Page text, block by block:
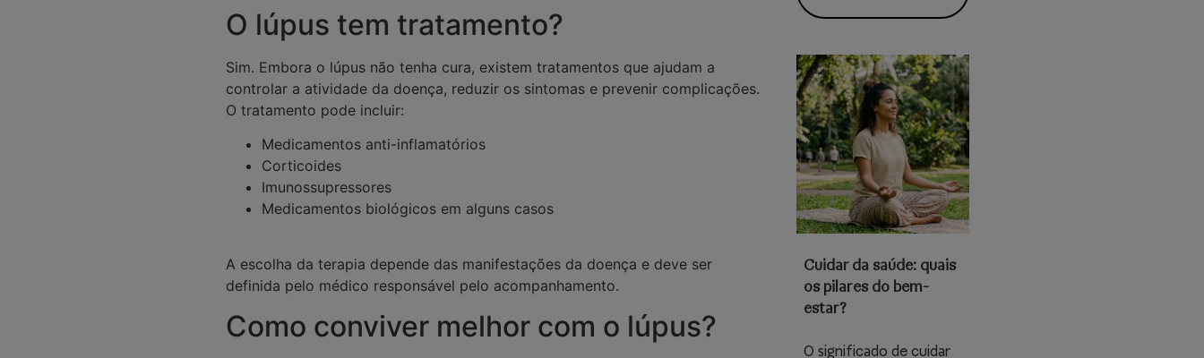
O lúpus tem tratamento?
Sim. Embora o lúpus não tenha cura, existem tratamentos que ajudam a
controlar a atividade da doença, reduzir os sintomas e prevenir complicações.
O tratamento pode incluir:
Medicamentos anti-inflamatórios
Corticoides
Imunossupressores
Medicamentos biológicos em alguns casos
A escolha da terapia depende das manifestações da doença e deve ser
definida pelo médico responsável pelo acompanhamento.
Como conviver melhor com o lúpus?
Cuidar da saúde: quais
os pilares do bem-
estar?
O significado de cuidar